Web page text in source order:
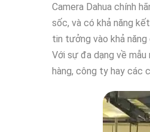
Camera Dahua chính
sốc, và có khả năng
tin tưởng vào khả năng
Với sự đa dạng về mẫu
hàng, công ty hay các